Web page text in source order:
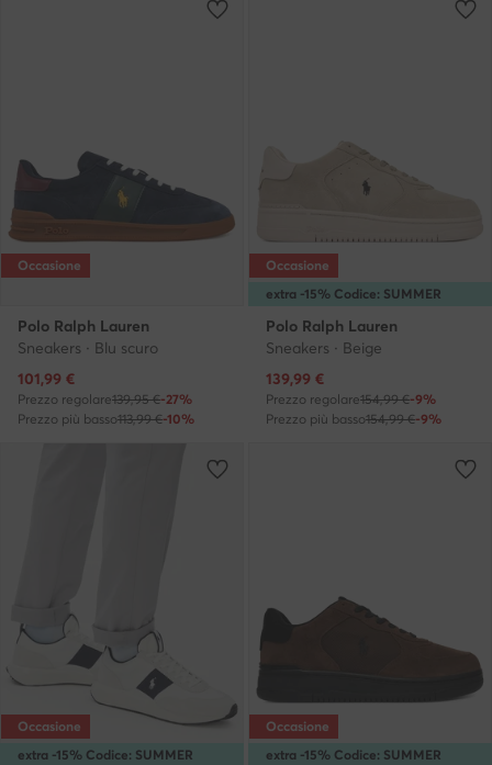
Occasione
Polo Ralph Lauren
Sneakers · Blu scuro
Prezzo attuale
101,99 €
Prezzo regolare139,95 €-27%
Prezzo più basso113,99 €-10%
extra -15% Codice: SUMMER
Occasione
Polo Ralph Lauren
Sneakers · Beige
Prezzo attuale
139,99 €
Prezzo regolare154,99 €-9%
Prezzo più basso154,99 €-9%
extra -15% Codice: SUMMER
Occasione
extra -15% Codice: SUMMER
Occasione